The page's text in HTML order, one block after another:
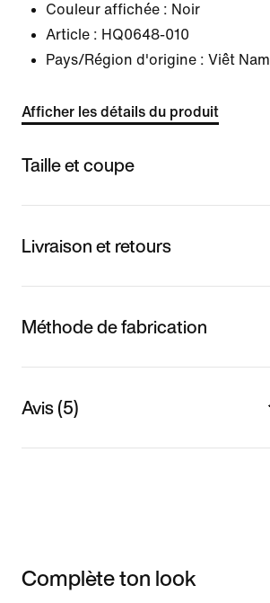
Couleur affichée : Noir
Article : HQ0648-010
Pays/Région d'origine : Viêt Nam
Afficher les détails du produit
Taille et coupe
Livraison et retours
Méthode de fabrication
Avis (5)
Complète ton look